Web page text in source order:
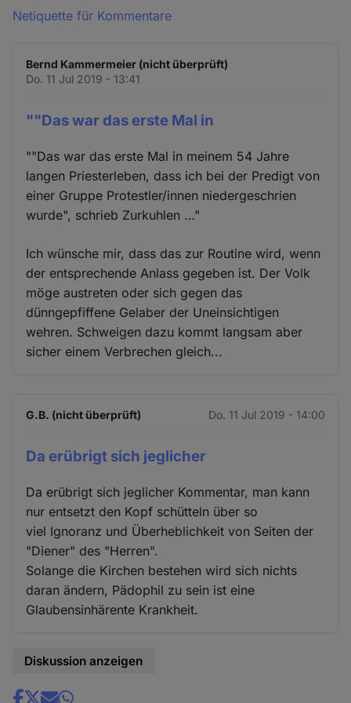
Netiquette für Kommentare
Bernd Kammermeier (nicht überprüft)
Do. 11 Jul 2019 - 13:41
""Das war das erste Mal in
""Das war das erste Mal in meinem 54 Jahre
langen Priesterleben, dass ich bei der Predigt von
einer Gruppe Protestler/innen niedergeschrien
wurde", schrieb Zurkuhlen …"
Ich wünsche mir, dass das zur Routine wird, wenn
der entsprechende Anlass gegeben ist. Der Volk
möge austreten oder sich gegen das
dünngepfiffene Gelaber der Uneinsichtigen
wehren. Schweigen dazu kommt langsam aber
sicher einem Verbrechen gleich...
G.B. (nicht überprüft) Do. 11 Jul 2019 - 14:00
Da erübrigt sich jeglicher
Da erübrigt sich jeglicher Kommentar, man kann
nur entsetzt den Kopf schütteln über so
viel Ignoranz und Überheblichkeit von Seiten der
"Diener" des "Herren".
Solange die Kirchen bestehen wird sich nichts
daran ändern, Pädophil zu sein ist eine
Glaubensinhärente Krankheit.
Diskussion anzeigen